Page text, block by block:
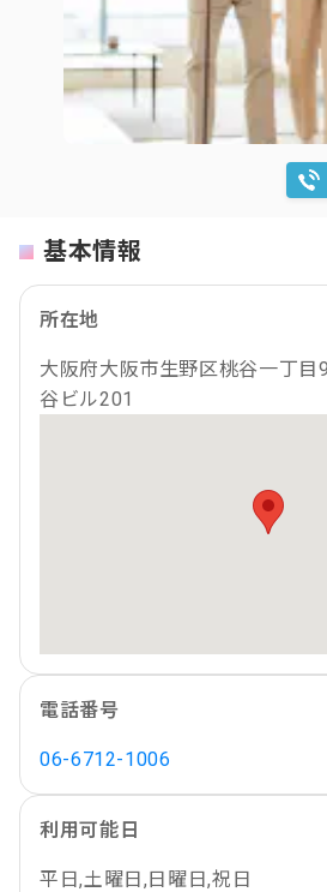
基本情報
所在地
大阪府大阪市生野区桃谷一丁
谷ビル201
電話番号
06-6712-1006
利用可能日
平日,土曜日,日曜日,祝日